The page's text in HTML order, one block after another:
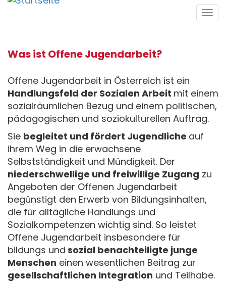
Direkt
Was ist Offene Jugendarbeit?
Offene Jugendarbeit in Österreich ist ein
Handlungsfeld der Sozialen Arbeit mit einem
sozialräumlichen Bezug und einem politischen,
pädagogischen und sozio­kulturellen Auftrag.
Sie begleitet und fördert Jugendliche auf
ihrem Weg in die erwachsene
Selbstständigkeit und Mündigkeit. Der
niederschwellige und freiwillige Zugang zu
Angeboten der Offenen Jugendarbeit
begünstigt den Erwerb von Bildungsinhalten,
die für alltägliche Hand­lungs­ und
Sozialkompetenzen wichtig sind. So leistet
Offene Jugendarbeit insbesondere für
bildungs­ und sozial benachteiligte junge
Menschen einen wesentlichen Beitrag zur
gesellschaftlichen Integration und Teilhabe.